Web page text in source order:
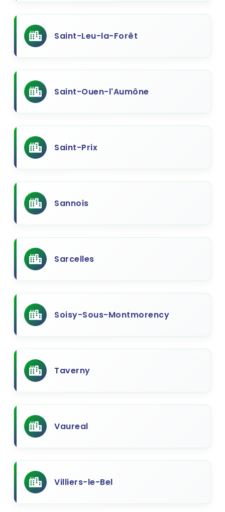
Saint-Leu-la-Forêt
Saint-Ouen-l'Aumône
Saint-Prix
Sannois
Sarcelles
Soisy-Sous-Montmorency
Taverny
Vaureal
Villiers-le-Bel